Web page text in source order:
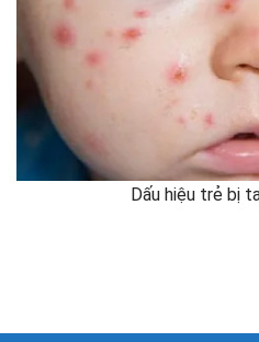
Dấu hiệu trẻ bị